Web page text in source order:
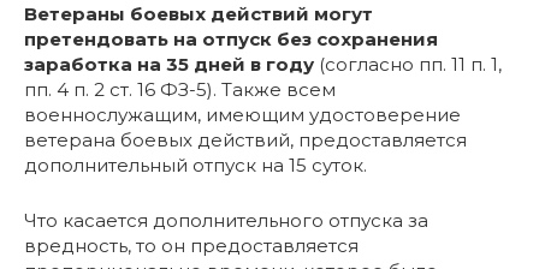
Ветераны боевых действий могут
претендовать на отпуск без сохранения
заработка на 35 дней в году (согласно пп. 11 п. 1,
пп. 4 п. 2 ст. 16 ФЗ-5). Также всем
военнослужащим, имеющим удостоверение
ветерана боевых действий, предоставляется
дополнительный отпуск на 15 суток.
Что касается дополнительного отпуска за
вредность, то он предоставляется